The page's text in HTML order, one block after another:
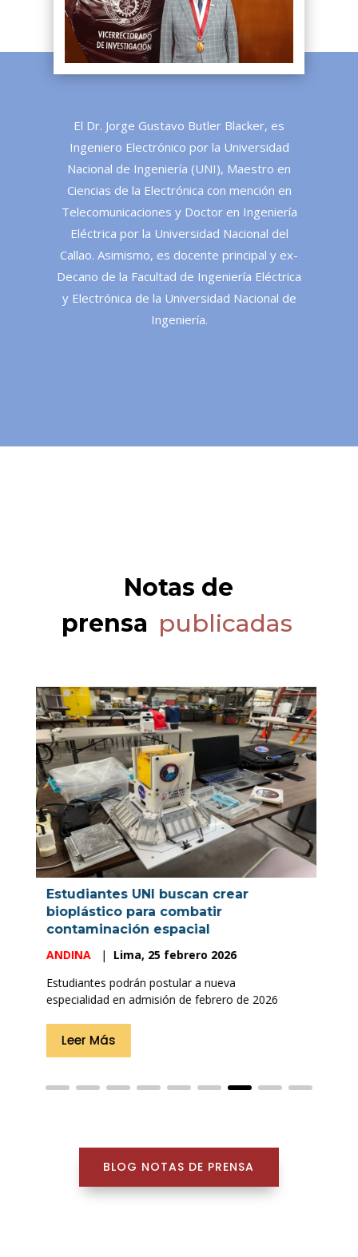
El Dr. Jorge Gustavo Butler Blacker, es
Ingeniero Electrónico por la Universidad
Nacional de Ingeniería (UNI), Maestro en
Ciencias de la Electrónica con mención en
Telecomunicaciones y Doctor en Ingeniería
Eléctrica por la Universidad Nacional del
Callao. Asimismo, es docente principal y ex-
Decano de la Facultad de Ingeniería Eléctrica
y Electrónica de la Universidad Nacional de
Ingeniería.
Notas de
prensa publicadas
Estudiantes UNI participarán en
competencia de satélites en Francia
ANDINA
|Lima, 23 febrero 2026
Estudiantes podrán postular a nueva
especialidad en admisión de febrero de 2026
Leer Más
BLOG NOTAS DE PRENSA